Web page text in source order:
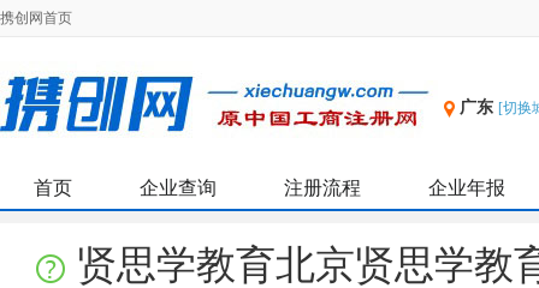
携创网首页
广东 [切换
首页 企业查询 注册流程 企业年报
贤思学教育北京贤思学教